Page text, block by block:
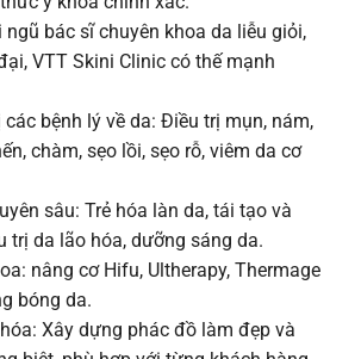
bác sĩ chuyên khoa da liễu giỏi,
VTT Skini Clinic có thế mạnh
bệnh lý về da: Điều trị mụn, nám,
chàm, sẹo lồi, sẹo rỗ, viêm da cơ
sâu: Trẻ hóa làn da, tái tạo và
trị da lão hóa, dưỡng sáng da.
nâng cơ Hifu, Ultherapy, Thermage
bóng da.
Xây dựng phác đồ làm đẹp và